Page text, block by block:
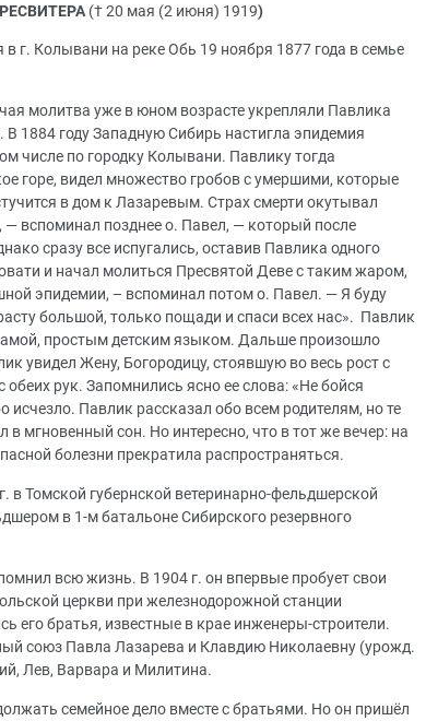
(† 20 мая (2 июня) 1919)
г. Колывани на реке Обь 19 ноября 1877 года в семье
молитва уже в юном возрасте укрепляли Павлика
1884 году Западную Сибирь настигла эпидемия
числе по городку Колывани. Павлику тогда
горе, видел множество гробов с умершими, которые
в дом к Лазаревым. Страх смерти окутывал
вспоминал позднее о. Павел, — который после
сразу все испугались, оставив Павлика одного
и начал молиться Пресвятой Деве с таким жаром,
эпидемии, – вспоминал потом о. Павел. — Я буду
большой, только пощади и спаси всех нас». Павлик
простым детским языком. Дальше произошло
увидел Жену, Богородицу, стоявшую во весь рост с
рук. Запомнились ясно ее слова: «Не бойся
исчезло. Павлик рассказал обо всем родителям, но те
мгновенный сон. Но интересно, что в тот же вечер: на
болезни прекратила распространяться.
в Томской губернской ветеринарно-фельдшерской
в 1-м батальоне Сибирского резервного
всю жизнь. В 1904 г. он впервые пробует свои
церкви при железнодорожной станции
его братья, известные в крае инженеры-строители.
союз Павла Лазарева и Клавдию Николаевну (урожд.
Лев, Варвара и Милитина.
семейное дело вместе с братьями. Но он пришёл